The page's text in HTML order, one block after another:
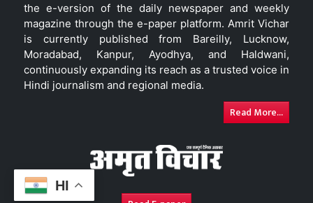
HI
the e-version of the daily newspaper and weekly
magazine through the e-paper platform. Amrit Vichar
is currently published from Bareilly, Lucknow,
Moradabad, Kanpur, Ayodhya, and Haldwani,
continuously expanding its reach as a trusted voice in
Hindi journalism and regional media.
Read More...